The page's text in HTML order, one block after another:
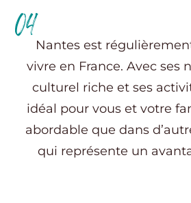
04Nantes est
vivre en France. Avec ses
culturel riche et ses
idéal pour vous et votre
abordable que dans
qui représente un